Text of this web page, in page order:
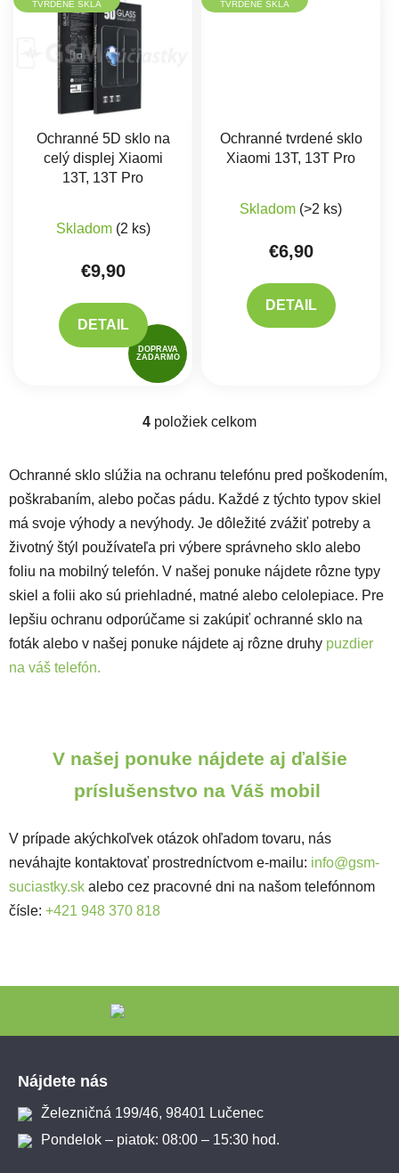
TVRDENÉ SKLÁ
DOPRAVA
ZADARMO
Ochranné 5D sklo na
celý displej Xiaomi
13T, 13T Pro
Skladom (2 ks)
€9,90
DETAIL
TVRDENÉ SKLÁ
Ochranné tvrdené sklo
Xiaomi 13T, 13T Pro
Skladom (>2 ks)
€6,90
DETAIL
Ovládacie prvky výpisu
4 položiek celkom
Ochranné sklo slúžia na ochranu telefónu pred poškodením,
poškrabaním, alebo počas pádu. Každé z týchto typov skiel
má svoje výhody a nevýhody. Je dôležité zvážiť potreby a
životný štýl používateľa pri výbere správneho sklo alebo
foliu na mobilný telefón. V našej ponuke nájdete rôzne typy
skiel a folii ako sú priehladné, matné alebo celolepiace. Pre
lepšiu ochranu odporúčame si zakúpiť ochranné sklo na
foták alebo v našej ponuke nájdete aj rôzne druhy puzdier
na váš telefón.
V našej ponuke nájdete aj ďalšie
príslušenstvo na Váš mobil
V prípade akýchkoľvek otázok ohľadom tovaru, nás
neváhajte kontaktovať prostredníctvom e-mailu: info@gsm-
suciastky.sk alebo cez pracovné dni na našom telefónnom
čísle: +421 948 370 818
Nájdete nás
Železničná 199/46, 98401 Lučenec
Pondelok – piatok: 08:00 – 15:30 hod.